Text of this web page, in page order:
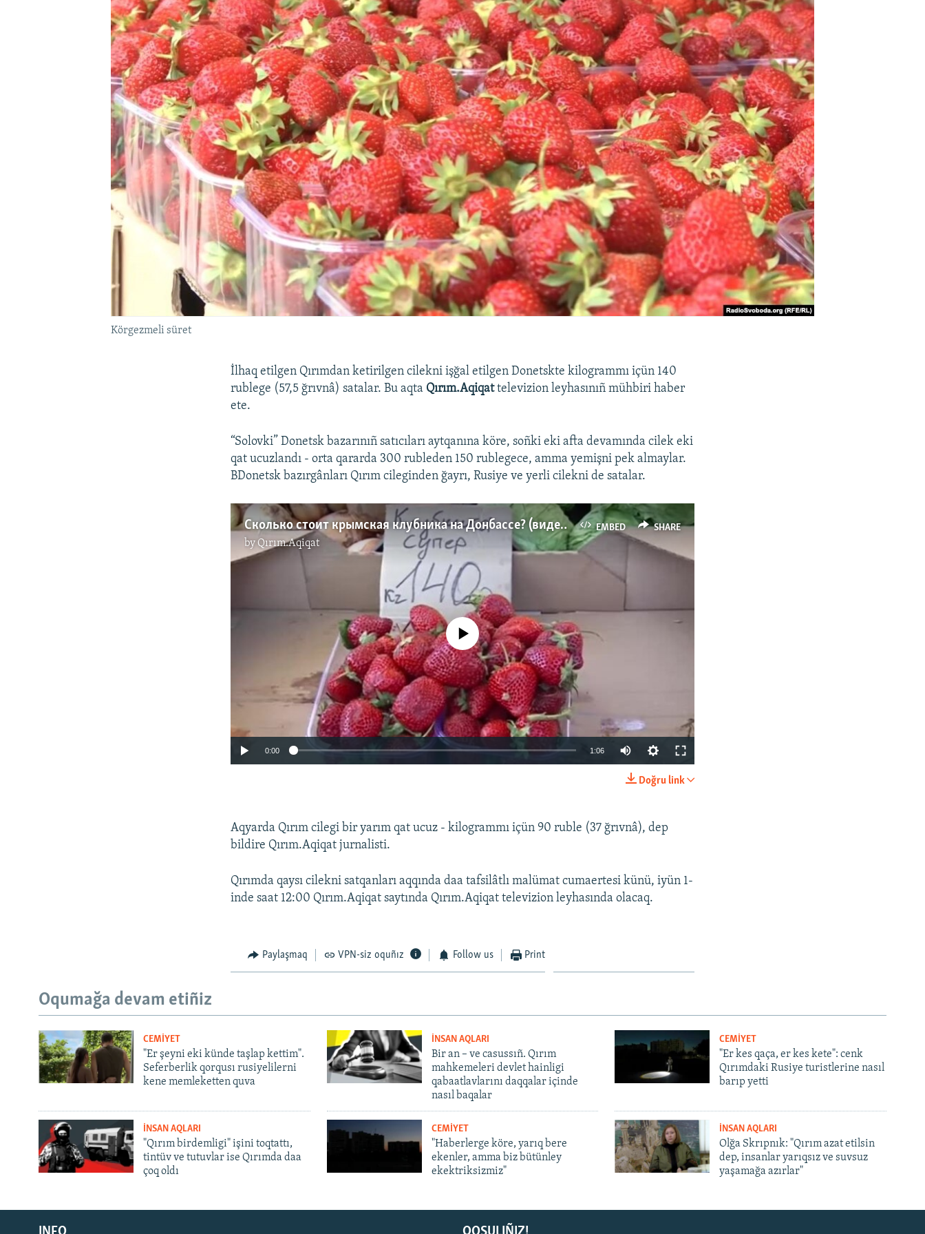
Русский
Körgezmeli süret
İlhaq etilgen Qırımdan ketirilgen cilekni işğal etilgen Donetskte kilogrammı içün 140
rublege (57,5 ğrıvnâ) satalar. Bu aqta Qırım.Aqiqattelevizion leyhasınıñ mühbiri haber
ete.
“Solovki” Donetsk bazarınıñ satıcıları aytqanına köre, soñki eki afta devamında cilek eki
qat ucuzlandı - orta qararda 300 rubleden 150 rublegece, amma yemişni pek almaylar.
BDonetsk bazırgânları Qırım cileginden ğayrı, Rusiye ve yerli cilekni de satalar.
EMBED SHARE
Сколько стоит крымская клубника на Донбассе? (видео)
by Qırım.Aqiqat
SHARE
No media source currently available
0:00 1:06
Doğru link
Aqyarda Qırım cilegi bir yarım qat ucuz - kilogrammı içün 90 ruble (37 ğrıvnâ), dep
bildire Qırım.Aqiqat jurnalisti.
Qırımda qaysı cilekni satqanları aqqında daa tafsilâtlı malümat cumaertesi künü, iyün 1-
inde saat 12:00 Qırım.Aqiqat saytında Qırım.Aqiqat televizion leyhasında olacaq.
Paylaşmaq VPN-siz oquñız Follow us Print
Oqumağa devam etiñiz
CEMİYET
"Er şeyni eki künde taşlap kettim".
Seferberlik qorqusı rusiyelilerni
kene memleketten quva
İNSAN AQLARI
Bir an – ve casussıñ. Qırım
mahkemeleri devlet hainligi
qabaatlavlarını daqqalar içinde
nasıl baqalar
CEMİYET
"Er kes qaça, er kes kete": cenk
Qırımdaki Rusiye turistlerine nasıl
barıp yetti
İNSAN AQLARI
"Qırım birdemligi" işini toqtattı,
tintüv ve tutuvlar ise Qırımda daa
çoq oldı
CEMİYET
"Haberlerge köre, yarıq bere
ekenler, amma biz bütünley
ekektriksizmiz"
İNSAN AQLARI
Olğa Skrıpnık: "Qırım azat etilsin
dep, insanlar yarıqsız ve suvsuz
yaşamağa azırlar"